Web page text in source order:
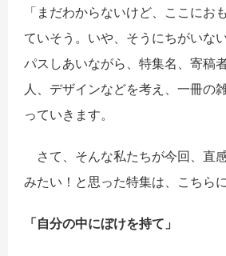
「まだわからないけど、ここにお
ていそう。いや、そうにちがいな
パスしあいながら、特集名、寄稿
人、デザインなどを考え、一冊の
っていきます。
さて、そんな私たちが今回、直
みたい！と思った特集は、こちら
「自分の中にぼけを持て」